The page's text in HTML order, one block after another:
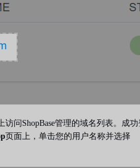
访问ShopBase管理的域名列表。成功
页面上，单击您的用户名称并选择